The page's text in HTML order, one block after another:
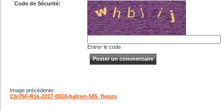
Code de Sécurité:
Entrer le code
Image précédente:
Cbi750-R1k-2017-0510-balcon-505_fleiurs